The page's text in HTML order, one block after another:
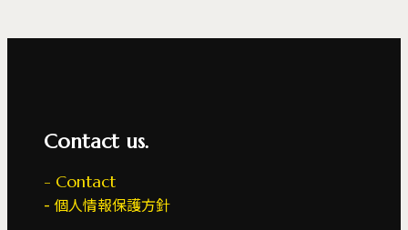
Contact us.
Contact
個人情報保護方針